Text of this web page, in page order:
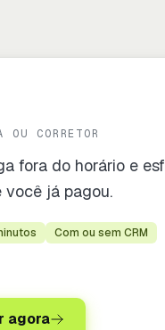
CORRETOR
fora do horário e
você já pagou.
Com ou sem CRM
agora